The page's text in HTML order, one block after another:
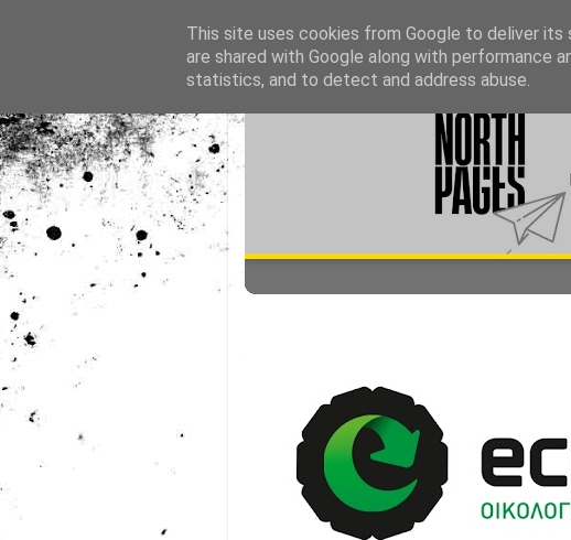
This site uses cookies from Google to deliver its
are shared with Google along with performance
statistics, and to detect and address abuse.